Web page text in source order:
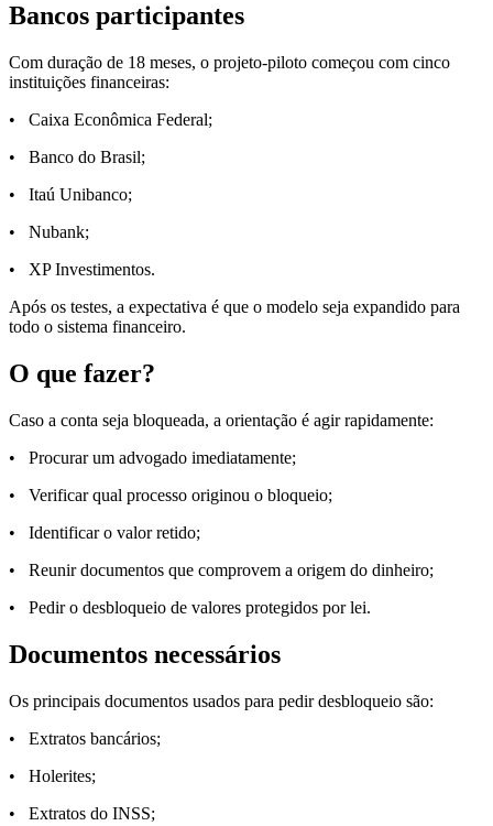
Bancos participantes
Com duração de 18 meses, o projeto-piloto começou com cinco
instituições financeiras:
• Caixa Econômica Federal;
• Banco do Brasil;
• Itaú Unibanco;
• Nubank;
• XP Investimentos.
Após os testes, a expectativa é que o modelo seja expandido para
todo o sistema financeiro.
O que fazer?
Caso a conta seja bloqueada, a orientação é agir rapidamente:
• Procurar um advogado imediatamente;
• Verificar qual processo originou o bloqueio;
• Identificar o valor retido;
• Reunir documentos que comprovem a origem do dinheiro;
• Pedir o desbloqueio de valores protegidos por lei.
Documentos necessários
Os principais documentos usados para pedir desbloqueio são:
• Extratos bancários;
• Holerites;
• Extratos do INSS;